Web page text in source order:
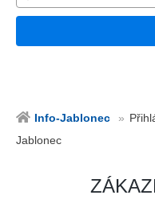
Info-Jablonec
Jablonec